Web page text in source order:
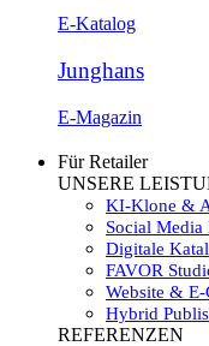
E-Katalog
Junghans
E-Magazin
Für Retailer
UNSERE
KI-Klone &
Social Media
Digitale
FAVOR
Website & E-
Hybrid
REFERENZEN